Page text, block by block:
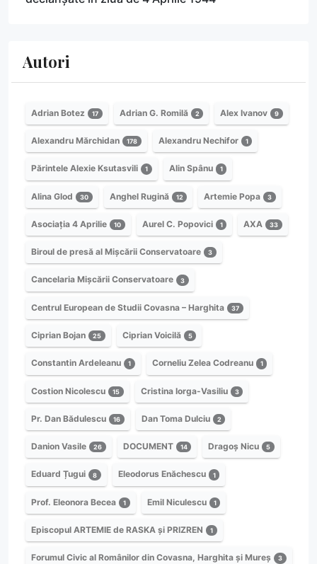
Autori
Adrian Botez 17 Adrian G. Romilă 2 Alex Ivanov 9
Alexandru Mărchidan 178 Alexandru Nechifor 1
Părintele Alexie Ksutasvili 1 Alin Spânu 1
Alina Glod 30 Anghel Rugină 12 Artemie Popa 3
Asociația 4 Aprilie 10 Aurel C. Popovici 1 AXA 33
Biroul de presă al Mișcării Conservatoare 3
Cancelaria Mișcării Conservatoare 3
Centrul European de Studii Covasna – Harghita 37
Ciprian Bojan 25 Ciprian Voicilă 5
Constantin Ardeleanu 1 Corneliu Zelea Codreanu 1
Costion Nicolescu 15 Cristina Iorga-Vasiliu 3
Pr. Dan Bădulescu 16 Dan Toma Dulciu 2
Danion Vasile 26 DOCUMENT 14 Dragoș Nicu 5
Eduard Țugui 8 Eleodorus Enăchescu 1
Prof. Eleonora Becea 1 Emil Niculescu 1
Episcopul ARTEMIE de RASKA și PRIZREN 1
Forumul Civic al Românilor din Covasna, Harghita și Mureș 3